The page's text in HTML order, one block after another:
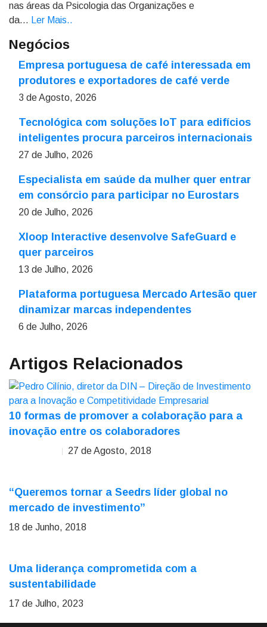
nas áreas da Psicologia das Organizações e
da...
Ler Mais..
Negócios
Empresa portuguesa de café interessada em
produtores e exportadores de café verde
3 de Agosto, 2026
Tecnológica com soluções IoT para edifícios
inteligentes procura parceiros internacionais
27 de Julho, 2026
Especialista em saúde da mulher quer entrar
em consórcio para participar no Eurostars
20 de Julho, 2026
Xloop Interactive desenvolve SafeGuard e
quer parceiros
13 de Julho, 2026
Plataforma portuguesa Mercado Artesão quer
dinamizar marcas independentes
6 de Julho, 2026
Artigos Relacionados
10 formas de promover a colaboração para a
inovação entre os colaboradores
27 de Agosto, 2018
“Queremos tornar a Seedrs líder global no
mercado de investimento”
18 de Junho, 2018
Uma liderança comprometida com a
sustentabilidade
17 de Julho, 2023